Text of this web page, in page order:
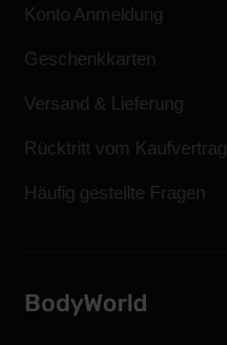
Konto Anmeldung
Geschenkkarten
Versand & Lieferung
Rücktritt vom Kaufvertrag
Häufig gestellte Fragen
BodyWorld